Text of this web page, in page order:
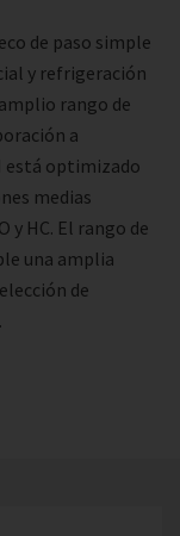
de paso simple
y refrigeración
rango de
a
está optimizado
medias
y HC. El rango de
una amplia
de